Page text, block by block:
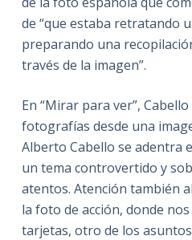
de “que estaba retratando
preparando una
través de la imagen”.
En “Mirar para ver”,
fotografías desde una
Alberto Cabello se adentra
un tema controvertido y
atentos. Atención también
la foto de acción, donde
tarjetas, otro de los